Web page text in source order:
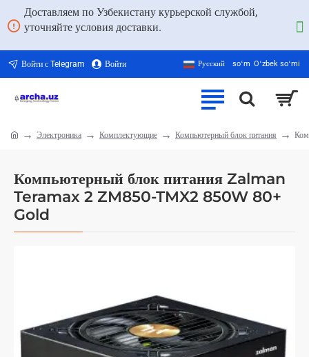
Доставляем по Узбекистану курьерской службой,
уточняйте условия доставки.
Войти с Telegram Войти Русский soʻm Oʻzbek soʻmi
Компьютерный блок питания Zalman
Teramax 2 ZM850-TMX2 850W 80+
Gold
Электроника Комплектующие Компьютерный блок питания